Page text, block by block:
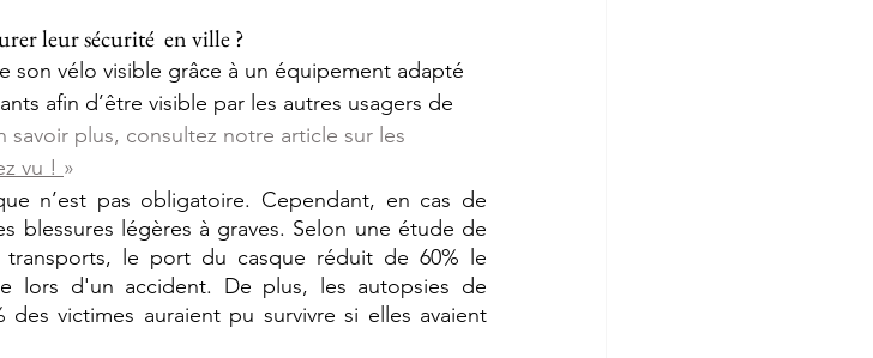
leur sécurité  en ville ?
son vélo visible grâce à un équipement adapté
afin d’être visible par les autres usagers de
savoir plus, consultez notre article sur les
vu ! »
n’est pas obligatoire. Cependant, en cas de
blessures légères à graves. Selon une étude de
transports, le port du casque réduit de 60% le
lors d'un accident. De plus, les autopsies de
victimes auraient pu survivre si elles avaient